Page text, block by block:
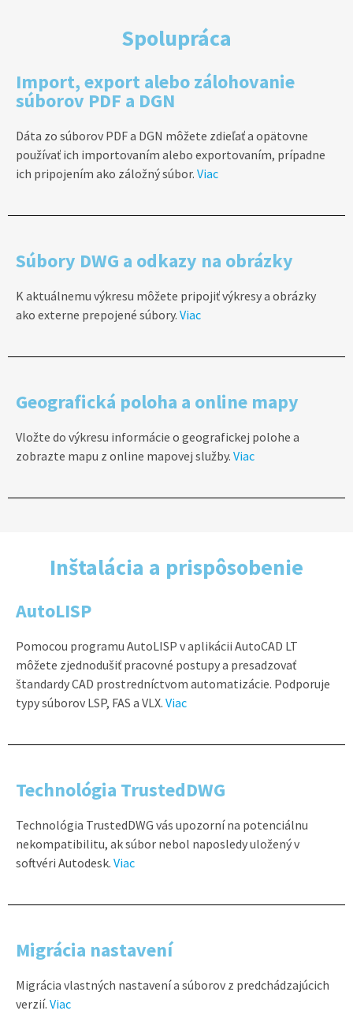
Spolupráca
Import, export alebo zálohovanie
súborov PDF a DGN
Dáta zo súborov PDF a DGN môžete zdieľať a opätovne
používať ich importovaním alebo exportovaním, prípadne
ich pripojením ako záložný súbor. Viac
Súbory DWG a odkazy na obrázky
K aktuálnemu výkresu môžete pripojiť výkresy a obrázky
ako externe prepojené súbory. Viac
Geografická poloha a online mapy
Vložte do výkresu informácie o geografickej polohe a
zobrazte mapu z online mapovej služby. Viac
Inštalácia a prispôsobenie
AutoLISP
Pomocou programu AutoLISP v aplikácii AutoCAD LT
môžete zjednodušiť pracovné postupy a presadzovať
štandardy CAD prostredníctvom automatizácie. Podporuje
typy súborov LSP, FAS a VLX. Viac
Technológia TrustedDWG
Technológia TrustedDWG vás upozorní na potenciálnu
nekompatibilitu, ak súbor nebol naposledy uložený v
softvéri Autodesk. Viac
Migrácia nastavení
Migrácia vlastných nastavení a súborov z predchádzajúcich
verzií. Viac